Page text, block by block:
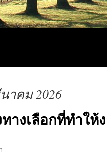
าคม 2026
างเลือกที่ทำใ